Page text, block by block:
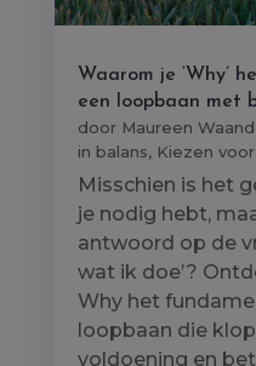
Waarom je ‘Why’
een loopbaan met
door Maureen
in balans, Kiezen
Misschien is het
je nodig hebt,
antwoord op de
wat ik doe’?
Why het
loopbaan die
voldoening en